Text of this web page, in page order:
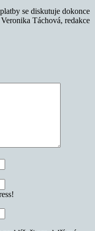
se diskutuje dokonce
Táchová, redakce